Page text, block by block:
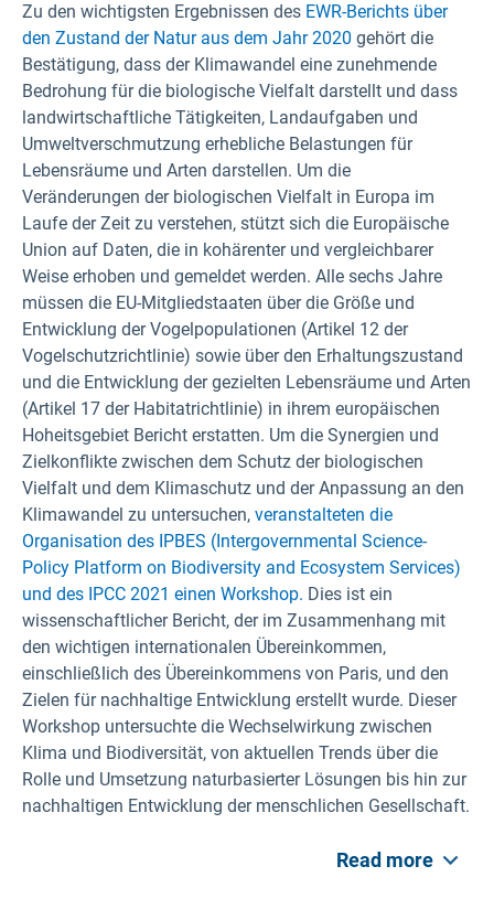
Zu den wichtigsten Ergebnissen des EWR-Berichts über
den Zustand der Natur aus dem Jahr 2020 gehört die
Bestätigung, dass der Klimawandel eine zunehmende
Bedrohung für die biologische Vielfalt darstellt und dass
landwirtschaftliche Tätigkeiten, Landaufgaben und
Umweltverschmutzung erhebliche Belastungen für
Lebensräume und Arten darstellen. Um die
Veränderungen der biologischen Vielfalt in Europa im
Laufe der Zeit zu verstehen, stützt sich die Europäische
Union auf Daten, die in kohärenter und vergleichbarer
Weise erhoben und gemeldet werden. Alle sechs Jahre
müssen die EU-Mitgliedstaaten über die Größe und
Entwicklung der Vogelpopulationen (Artikel 12 der
Vogelschutzrichtlinie) sowie über den Erhaltungszustand
und die Entwicklung der gezielten Lebensräume und Arten
(Artikel 17 der Habitatrichtlinie) in ihrem europäischen
Hoheitsgebiet Bericht erstatten. Um die Synergien und
Zielkonflikte zwischen dem Schutz der biologischen
Vielfalt und dem Klimaschutz und der Anpassung an den
Klimawandel zu untersuchen, veranstalteten die
Organisation des IPBES (Intergovernmental Science-
Policy Platform on Biodiversity and Ecosystem Services)
und des IPCC 2021 einen Workshop. Dies ist ein
wissenschaftlicher Bericht, der im Zusammenhang mit
den wichtigen internationalen Übereinkommen,
einschließlich des Übereinkommens von Paris, und den
Zielen für nachhaltige Entwicklung erstellt wurde. Dieser
Workshop untersuchte die Wechselwirkung zwischen
Klima und Biodiversität, von aktuellen Trends über die
Rolle und Umsetzung naturbasierter Lösungen bis hin zur
nachhaltigen Entwicklung der menschlichen Gesellschaft.
Read more